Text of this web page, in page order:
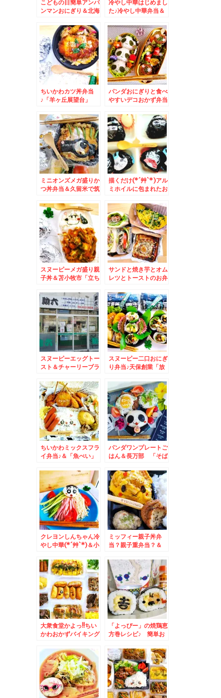
こどもの日簡単アンパ
ンマンおにぎり＆北海
「セイコーマート」さ
んの「セイコーマート
南8条店」で握りたて
生寿司買えるってご存
知？？(*´艸`*)
冷やし中華はじめまし
た♪冷やし中華弁当＆
ニ！！「セイコーマー
ト」さんのオリジナル
商品 お惣菜～デザー
ト～パン～ソフト等々
ちいかわカツ丼弁当
♪「羊ヶ丘展望台」
がら大志を抱き食べる
「ラム串」美味(*´艸
`*)
パンダおにぎりと食べ
やすいデコおかず弁当
も食べた味「立ち食い
処 はれる屋」さん夜
営業始まってます＾＾
新メニューBigメニュ
ー復活(*´艸`*)
ミニオンズメガ盛りか
つ丼弁当＆久留米で筑
さんの「ごぼ天肉うど
ん」「いなり寿司」う
まっ(*´艸`*)
描くだけ(*´艸`*)アル
ミホイルに包まれたお
さんの「バカニラオロ
チョンラーメン」(*
´艸`*)うまっ(*´艸`*)
大好き(*´艸`*)
スヌーピーメガ盛り親
子丼＆苫小牧市「立ち
んの日替わりランチ
「かけそば＆牛すじ
丼」牛筋丼の太ごぼう
にΣ(ﾟДﾟ) ５００円
ランチΣ(ﾟДﾟ)
サンドと焼き芋とオム
レツとトーストのお弁
寿しクリッパー」さん
札幌の人気回転寿司に
引け全くとらない名店
です♪(*´艸`*)
スヌーピーエッグトー
スト＆チャーリーブラ
ご存知？東札幌「助
六」さんの２８０円弁
当「お惣菜とお弁当」
が安くて美味しくてと
まらない(*´艸`*)
スヌーピー二口おにぎ
り弁当♪天保創業「放
茶」で夏バテ防止♪(*
´艸`*)
ちいかわミックスフラ
イ弁当♪＆「魚べい」
きあじフライ」♪
パンダワンプレートご
はん＆長万部 「そば
丼セット」(*´艸`*)
クレヨンしんちゃん冷
やし中華(*´艸`*)＆小
さんの薪の香り豊かな
パンが絶品♪(*´艸`*)♪
ミッフィー親子丼弁
当？親子重弁当？＆
ﾃﾏﾙさんの「塩ラーメ
ン」(*´艸`*)うまし♪
大衆食堂かよっ!!ちい
かわおかずバイキング
ン」さんの「海老ラー
メン」「味噌味」食べ
たよ～(*´艸`*)
「よっぴー」の焼鶏恵
方巻レシピ♪ 簡単お
吉野家 吉野家竹福箱
Σ(ﾟДﾟ)